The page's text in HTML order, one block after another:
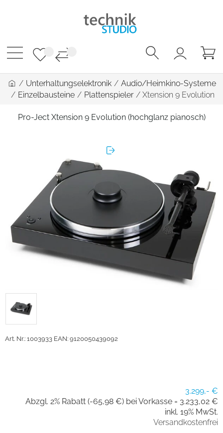
/ Unterhaltungselektronik / Audio/Heimkino-Systeme
/ Einzelbausteine / Plattenspieler/ Xtension 9 Evolution
Pro-Ject Xtension 9 Evolution (hochglanz pianosch)
Art. Nr.: 1003933 EAN: 9120050439092
3.299,- €
Abzgl. 2% Rabatt (-65,98 €) bei Vorkasse = 3.233,02 €
inkl. 19% MwSt.
Versandkostenfrei